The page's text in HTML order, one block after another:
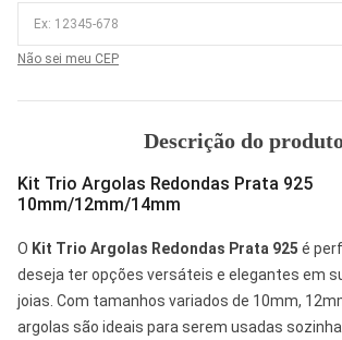
Não sei meu CEP
Descrição do
Kit Trio Argolas Redondas Prata 925
10mm/12mm/14mm
O Kit Trio Argolas Redondas Prata 925 é
deseja ter opções versáteis e elegantes em
joias. Com tamanhos variados de 10mm,
argolas são ideais para serem usadas